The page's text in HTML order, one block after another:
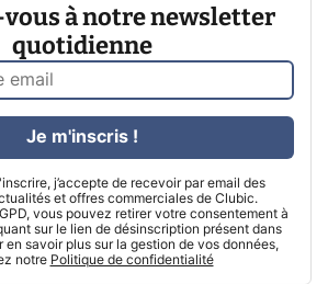
à notre newsletter
quotidienne
j’accepte de recevoir par email des
et offres commerciales de Clubic.
vous pouvez retirer votre consentement à
sur le lien de désinscription présent dans
en savoir plus sur la gestion de vos données,
notre Politique de confidentialité
Je m'inscris !